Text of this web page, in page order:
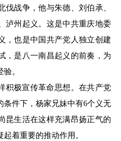
伐战争，他与朱德、刘伯承、
泸州起义。这是中共重庆地委
，也是中国共产党人独立创建
，是八一南昌起义的前奏，为
。
积极宣传革命思想。在共产党
条件下，杨家兄妹中有6个义无
昆生活在这样充满昂扬正气的
着重要的推动作用。